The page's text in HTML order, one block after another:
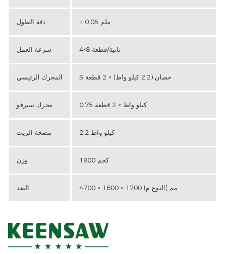
دقة الطول ± 0.05 ملم
سرعة العمل 4-8 ثانية/قطعة
المحرك الرئيسي 3 حصان (2.2 كيلو واط) × 2 قطعة
محرك سيرفو 0.75 كيلو واط × 2 قطعة
مضخة الزيت 2.2 كيلو واط
وزن 1800 كجم
البعد 4700 × 1600 × 1700 مم (النوع م)